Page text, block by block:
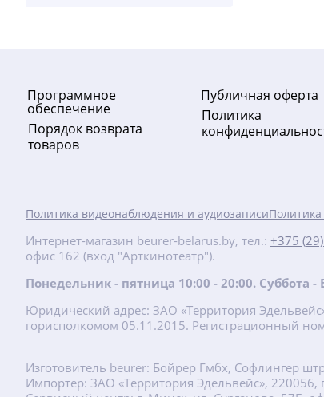
44руб.
55 руб.
Подробнее
хит
Программное
обеспечение
Порядок возврата
товаров
Публичная оферта
Политика
Политика видеонаблюдения и аудиозаписи
Интернет-магазин beurer-belarus.by, тел.: +375
офис 162 (вход "Арткинотеатр").
Понедельник - пятница 10:00 - 20:00. Суббота
Юридический адрес: ЗАО «Территория
горисполкомом 05.11.2015. Регистрационный
Изготовитель beurer: Бойрер Гмбх, Софлингер
Импортер: ЗАО «Территория Эдельвейс»,